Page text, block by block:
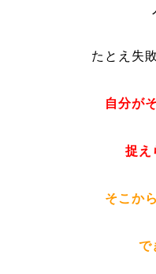
たとえ失
自分が
捉え
そこか
で